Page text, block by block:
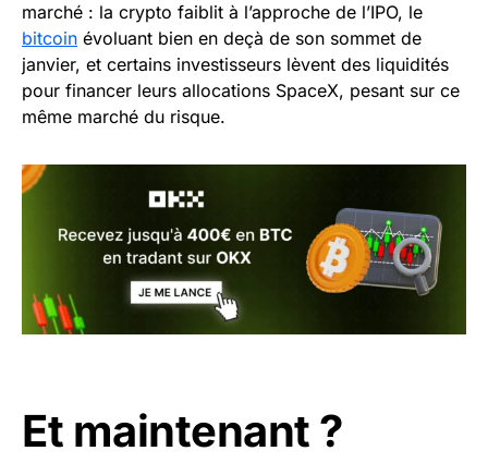
marché : la crypto faiblit à l’approche de l’IPO, le
bitcoin évoluant bien en deçà de son sommet de
janvier, et certains investisseurs lèvent des liquidités
pour financer leurs allocations SpaceX, pesant sur ce
même marché du risque.
Et maintenant ?